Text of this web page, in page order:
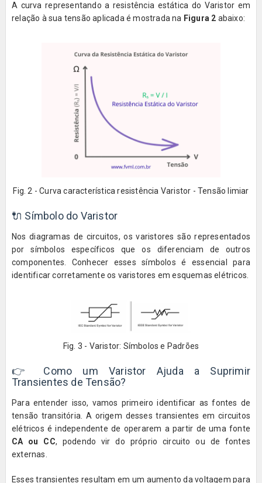
A curva representando a resistência estática do Varistor em
relação à sua tensão aplicada é mostrada na Figura 2 abaixo:
Fig. 2 - Curva característica resistência Varistor - Tensão limiar
🔌 Símbolo do Varistor
Nos diagramas de circuitos, os varistores são representados
por símbolos específicos que os diferenciam de outros
componentes. Conhecer esses símbolos é essencial para
identificar corretamente os varistores em esquemas elétricos.
Fig. 3 - Varistor: Símbolos e Padrões
👉 Como um Varistor Ajuda a Suprimir
Transientes de Tensão?
Para entender isso, vamos primeiro identificar as fontes de
tensão transitória. A origem desses transientes em circuitos
elétricos é independente de operarem a partir de uma fonte
CA ou CC, podendo vir do próprio circuito ou de fontes
externas.
Esses transientes resultam em um aumento da voltagem para